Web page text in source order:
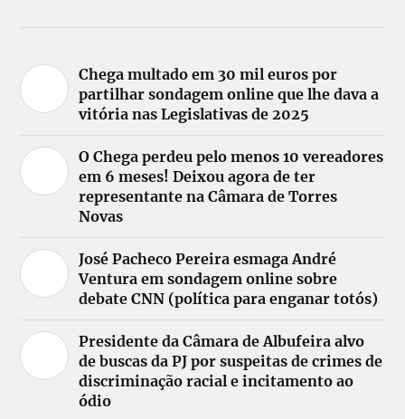
Chega multado em 30 mil euros por
partilhar sondagem online que lhe dava a
vitória nas Legislativas de 2025
O Chega perdeu pelo menos 10 vereadores
em 6 meses! Deixou agora de ter
representante na Câmara de Torres
Novas
José Pacheco Pereira esmaga André
Ventura em sondagem online sobre
debate CNN (política para enganar totós)
Presidente da Câmara de Albufeira alvo
de buscas da PJ por suspeitas de crimes de
discriminação racial e incitamento ao
ódio